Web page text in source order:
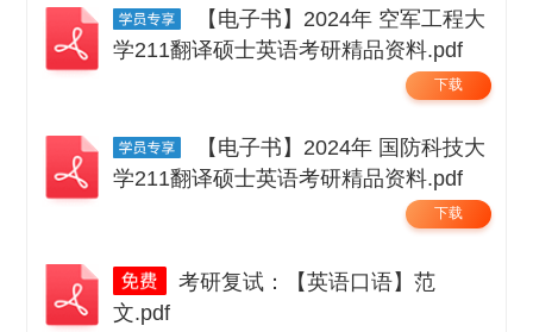
学211翻译硕士英语考研精品资料.pdf
下载
学211翻译硕士英语考研精品资料.pdf
下载
考研复试：【英语口语】范
文.pdf